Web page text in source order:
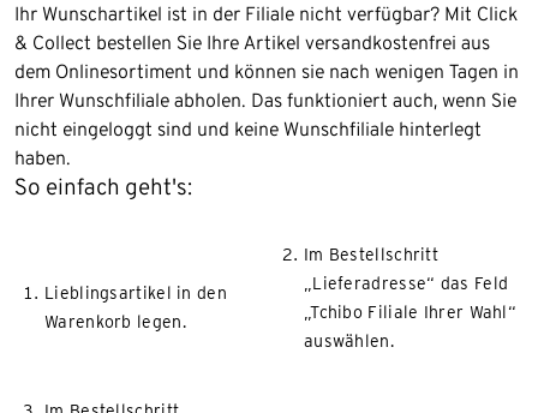
Ihr Wunschartikel ist in der Filiale nicht verfügbar? Mit Click
& Collect bestellen Sie Ihre Artikel versandkostenfrei aus
dem Onlinesortiment und können sie nach wenigen Tagen in
Ihrer Wunschfiliale abholen. Das funktioniert auch, wenn Sie
nicht eingeloggt sind und keine Wunschfiliale hinterlegt
haben.
So einfach geht's:
Lieblingsartikel in den
Warenkorb legen.
Im Bestellschritt
„Lieferadresse“ das Feld
„Tchibo Filiale Ihrer Wahl“
auswählen.